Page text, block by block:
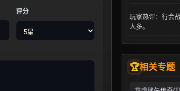
评分
玩家热评：行会
人多。
相关专题